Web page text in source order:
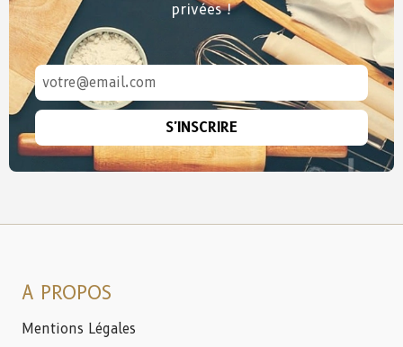
privées !
S'INSCRIRE
A PROPOS
Mentions Légales